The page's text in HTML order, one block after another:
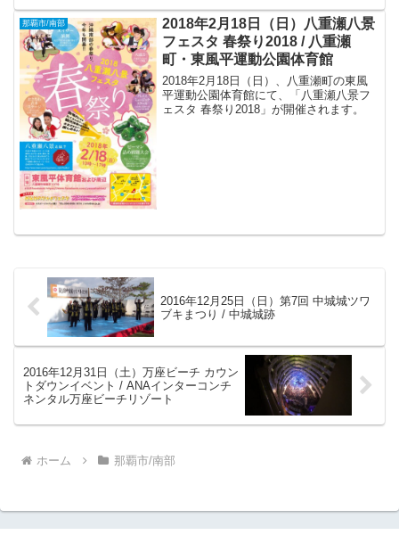
那覇市/南部
2018年2月18日（日）八重瀬八景
フェスタ 春祭り2018 / 八重瀬
町・東風平運動公園体育館
2018年2月18日（日）、八重瀬町の東風
平運動公園体育館にて、「八重瀬八景フ
ェスタ 春祭り2018」が開催されます。
2016年12月25日（日）第7回 中城城ツワ
ブキまつり / 中城城跡
2016年12月31日（土）万座ビーチ カウン
トダウンイベント / ANAインターコンチ
ネンタル万座ビーチリゾート
ホーム 那覇市/南部